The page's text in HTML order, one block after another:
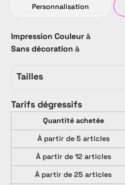
Personnalisation
Impression Couleurà
Sans décoration à
Tailles
Tarifs dégressifs
Quantité achetée
À partir de 5 articles
À partir de 12 articles
À partir de 25 articles